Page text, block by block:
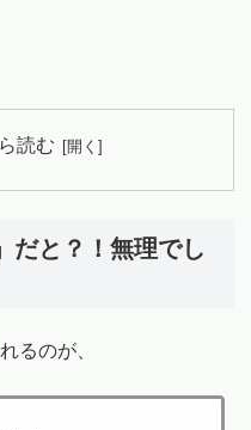
読む
だと？！無理でし
るのが、